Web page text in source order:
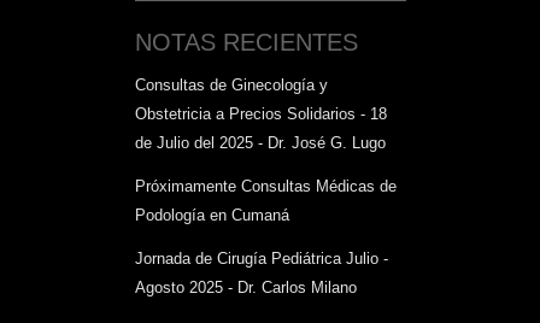
NOTAS RECIENTES
Consultas de Ginecología y
Obstetricia a Precios Solidarios - 18
de Julio del 2025 - Dr. José G. Lugo
Próximamente Consultas Médicas de
Podología en Cumaná
Jornada de Cirugía Pediátrica Julio -
Agosto 2025 - Dr. Carlos Milano